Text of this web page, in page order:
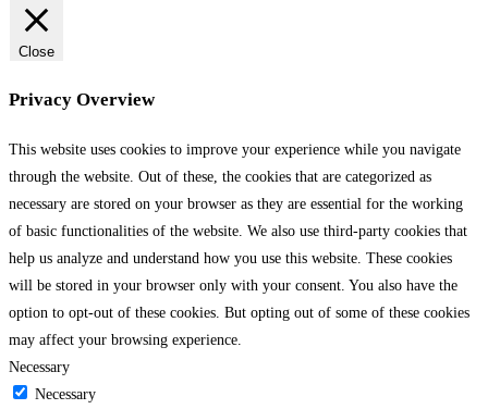
Close
Privacy Overview
This website uses cookies to improve your experience while you navigate
through the website. Out of these, the cookies that are categorized as
necessary are stored on your browser as they are essential for the working
of basic functionalities of the website. We also use third-party cookies that
help us analyze and understand how you use this website. These cookies
will be stored in your browser only with your consent. You also have the
option to opt-out of these cookies. But opting out of some of these cookies
may affect your browsing experience.
Necessary
Necessary